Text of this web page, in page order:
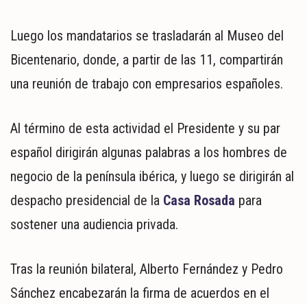
Luego los mandatarios se trasladarán al Museo del
Bicentenario, donde, a partir de las 11, compartirán
una reunión de trabajo con empresarios españoles.
Al término de esta actividad el Presidente y su par
español dirigirán algunas palabras a los hombres de
negocio de la península ibérica, y luego se dirigirán al
despacho presidencial de la Casa Rosada para
sostener una audiencia privada.
Tras la reunión bilateral, Alberto Fernández y Pedro
Sánchez encabezarán la firma de acuerdos en el